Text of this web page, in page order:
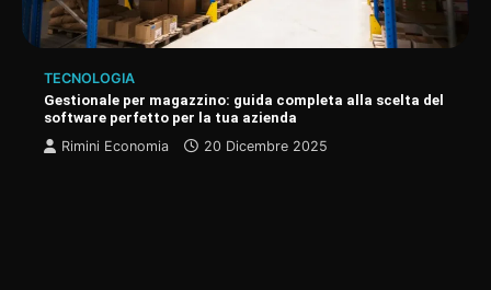
TECNOLOGIA
Gestionale per magazzino: guida completa alla scelta del
software perfetto per la tua azienda
Rimini Economia
20 Dicembre 2025